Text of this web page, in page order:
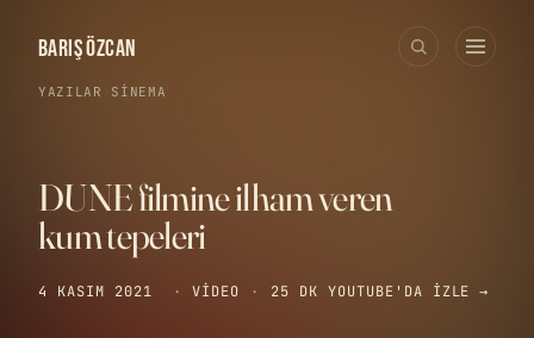
BARIŞ ÖZCAN
YAZILAR SINEMA
DUNE filmine ilham veren
kum tepeleri
4 KASIM 2021 · VIDEO · 25 DK YOUTUBE'DA IZLE →